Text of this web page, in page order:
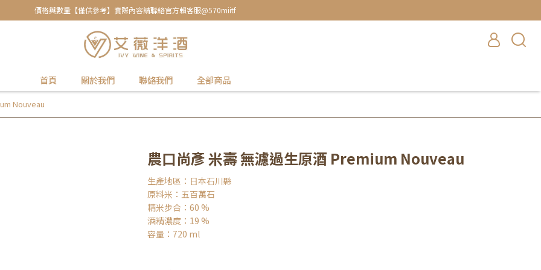
價格與數量【僅供參考】實際內容請聯絡官方賴客服@570miitf
首頁 關於我們 聯絡我們 全部商品
Nouveau
農口尚彥 米壽 無濾過生原酒 Premium Nouveau
生產地區：日本石川縣
原料米：五百萬石
精米步合：60 %
酒精濃度：19 %
容量：720 ml